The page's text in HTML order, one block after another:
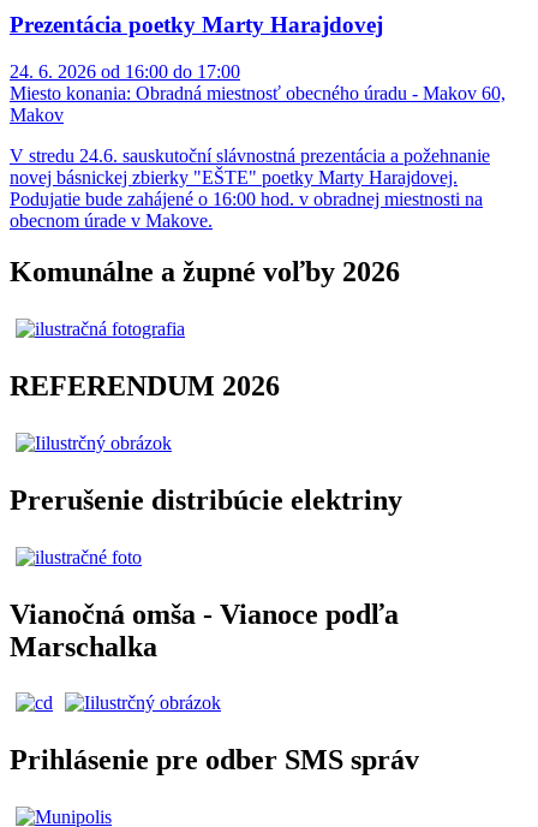
Prezentácia poetky Marty Harajdovej
24. 6. 2026 od 16:00 do 17:00
Miesto konania: Obradná miestnosť obecného úradu - Makov 60,
Makov
V stredu 24.6. sauskutoční slávnostná prezentácia a požehnanie
novej básnickej zbierky "EŠTE" poetky Marty Harajdovej.
Podujatie bude zahájené o 16:00 hod. v obradnej miestnosti na
obecnom úrade v Makove.
Komunálne a župné voľby 2026
REFERENDUM 2026
Prerušenie distribúcie elektriny
Vianočná omša - Vianoce podľa
Marschalka
Prihlásenie pre odber SMS správ